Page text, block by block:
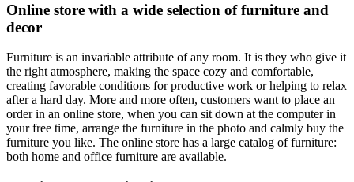
Online store with a wide selection of furniture and
decor
Furniture is an invariable attribute of any room. It is they who give it
the right atmosphere, making the space cozy and comfortable,
creating favorable conditions for productive work or helping to relax
after a hard day. More and more often, customers want to place an
order in an online store, when you can sit down at the computer in
your free time, arrange the furniture in the photo and calmly buy the
furniture you like. The online store has a large catalog of furniture:
both home and office furniture are available.